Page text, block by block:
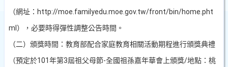
（網址： http://moe.familyedu.moe.gov.tw/front/bin/home.pht
ml ），必要時得彈性調整公告時間。
（二）頒獎時間：教育部配合家庭教育相關活動期程進行頒獎典禮
（預定於101年第3屆祖父母節-全國祖孫嘉年華會上頒獎/地點：桃